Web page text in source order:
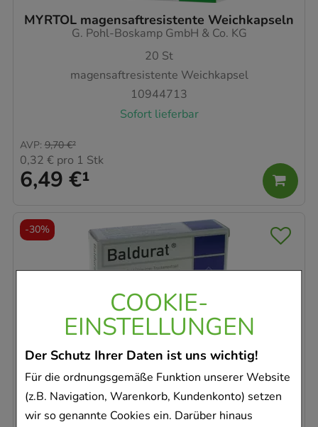
COOKIE-
EINSTELLUNGEN
Der Schutz Ihrer Daten ist uns wichtig!
Für die ordnungsgemäße Funktion unserer Website
(z.B. Navigation, Warenkorb, Kundenkonto) setzen
wir so genannte Cookies ein. Darüber hinaus
MYRTOL magensaftresistente Weichkapseln
G. Pohl-Boskamp GmbH & Co. KG
20 St
magensaftresistente Weichkapsel
10944713
Sofort lieferbar
6,49 €¹
AVP: 9,70 €²
0,32 € pro 1 Stk
BALDURAT Filmtabletten
G. Pohl-Boskamp GmbH & Co. KG
20St
Filmtabletten
02268184
-30%